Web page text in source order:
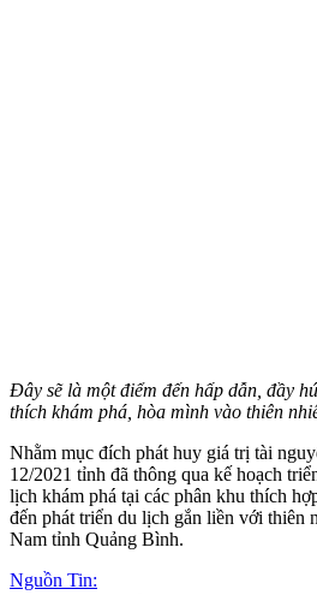
Đây sẽ là một điểm đến hấp dẫn, đầy
thích khám phá, hòa mình vào thiên
Nhằm mục đích phát huy giá trị tài
12/2021 tỉnh đã thông qua kế hoạch
lịch khám phá tại các phân khu thích
đến phát triển du lịch gắn liền với thiên
Nam tỉnh Quảng Bình.
Nguồn Tin: